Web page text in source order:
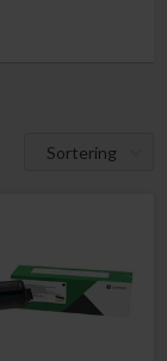
Sortering